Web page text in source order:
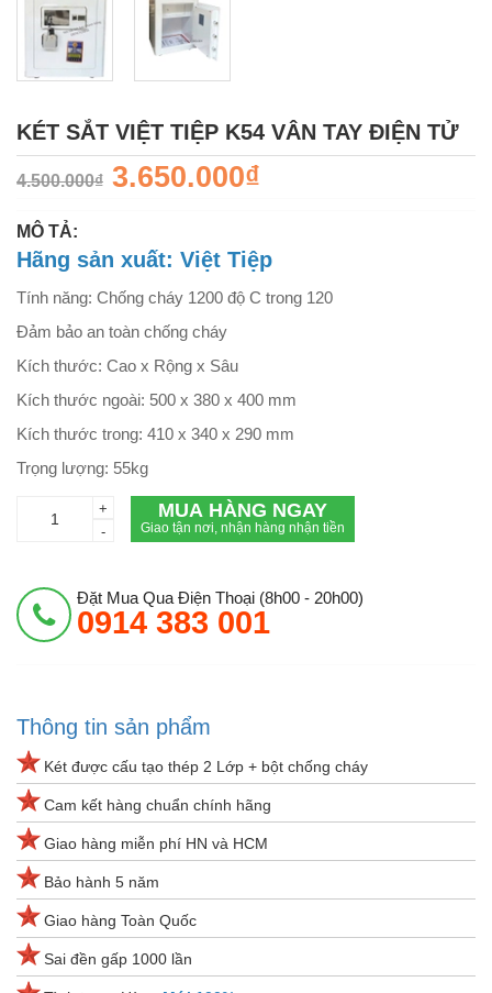
KÉT SẮT VIỆT TIỆP K54 VÂN TAY ĐIỆN TỬ
4.500.000₫ 3.650.000₫
MÔ TẢ:
Hãng sản xuất: Việt Tiệp
Tính năng: Chống cháy 1200 độ C trong 120
Đảm bảo an toàn chống cháy
Kích thước: Cao x Rộng x Sâu
Kích thước ngoài: 500 x 380 x 400 mm
Kích thước trong: 410 x 340 x 290 mm
Trọng lượng: 55kg
+
-
MUA HÀNG NGAY
Giao tận nơi, nhận hàng nhận tiền
Đặt Mua Qua Điện Thoại (8h00 - 20h00)
0914 383 001
Thông tin sản phẩm
Két được cấu tạo thép 2 Lớp + bột chống cháy
Cam kết hàng chuẩn chính hãng
Giao hàng miễn phí HN và HCM
Bảo hành 5 năm
Giao hàng Toàn Quốc
Sai đền gấp 1000 lần